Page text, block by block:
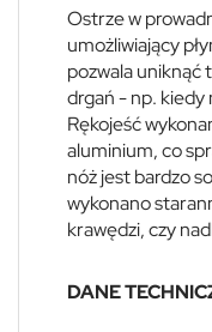
Ostrze w
umożliwiający
pozwala uniknąć
drgań - np. kiedy
Rękojeść
aluminium, co
nóż jest bardzo
wykonano
krawędzi, czy
DANE